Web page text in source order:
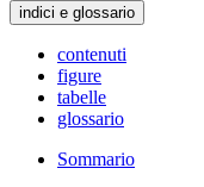
indici e glossario
contenuti
figure
tabelle
glossario
Sommario